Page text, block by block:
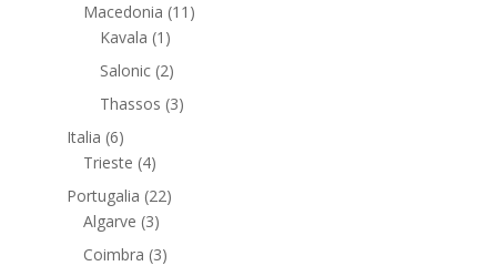
Macedonia (11)
Kavala (1)
Salonic(2)
Thassos (3)
Italia (6)
Trieste (4)
Portugalia (22)
Algarve (3)
Coimbra (3)